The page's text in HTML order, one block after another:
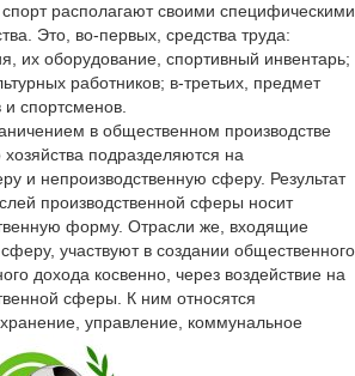
спорт располагают своими специфическими
Это, во-первых, средства труда:
их оборудование, спортивный инвентарь;
работников; в-третьих, предмет
и спортсменов.
в общественном производстве
подразделяются на
и непроизводственную сферу. Результат
производственной сферы носит
форму. Отрасли же, входящие
участвуют в создании общественного
дохода косвенно, через воздействие на
сферы. К ним относятся
управление, коммунальное